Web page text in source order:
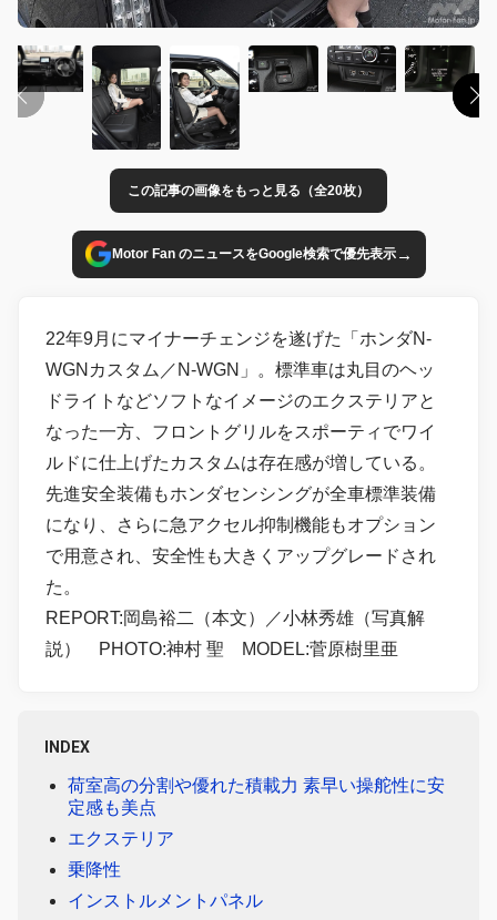
この記事の画像をもっと見る（全20枚）
Motor Fan のニュースをGoogle検索で優先表示→
22年9月にマイナーチェンジを遂げた「ホンダN-
WGNカスタム／N-WGN」。標準車は丸目のヘッ
ドライトなどソフトなイメージのエクステリアと
なった一方、フロントグリルをスポーティでワイ
ルドに仕上げたカスタムは存在感が増している。
先進安全装備もホンダセンシングが全車標準装備
になり、さらに急アクセル抑制機能もオプション
で用意され、安全性も大きくアップグレードされ
た。
REPORT:岡島裕二（本文）／小林秀雄（写真解
説） PHOTO:神村 聖 MODEL:菅原樹里亜
INDEX
荷室高の分割や優れた積載力 素早い操舵性に安
定感も美点
エクステリア
乗降性
インストルメントパネル